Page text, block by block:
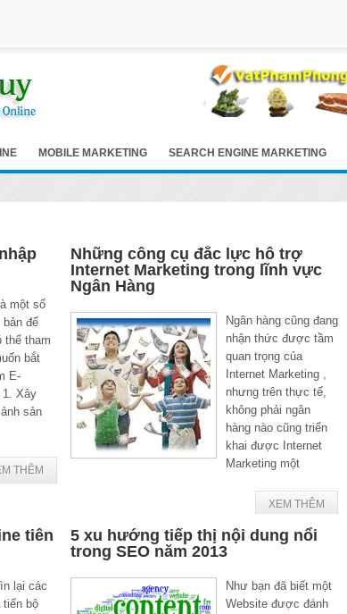
MOBILE MARKETING SEARCH ENGINE MARKETING
một số
để
thể tham
bắt
E-
1. Xây
sản
THÊM
Những công cụ đắc lực hỗ trợ
Internet Marketing trong lĩnh vực
Ngân Hàng
Ngân hàng cũng đang
nhận thức được tầm
quan trọng của
Internet Marketing ,
nhưng trên thực tế,
không phải ngân
hàng nào cũng triển
khai được Internet
Marketing một
XEM THÊM
tiên
lại các
bộ
5 xu hướng tiếp thị nội dung nổi
trong SEO năm 2013
Như bạn đã biết một
Website được đánh